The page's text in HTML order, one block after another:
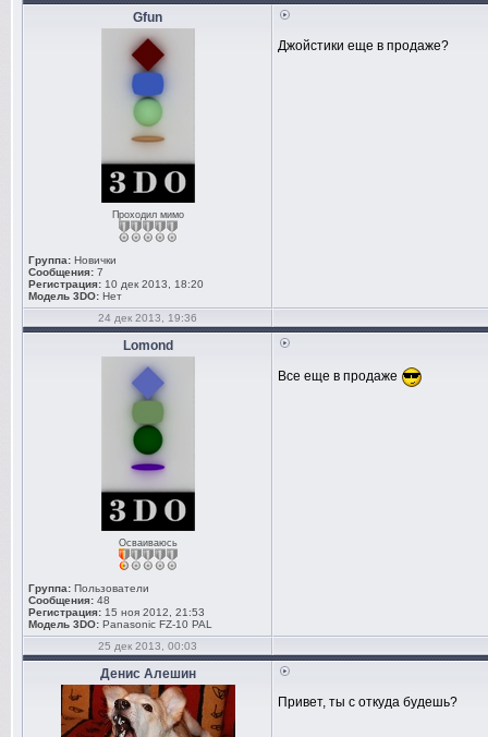
Gfun
Проходил мимо
Группа: Новички
Сообщения: 7
Регистрация: 10 дек 2013, 18:20
Модель 3DO: Нет
Джойстики еще в продаже?
24 дек 2013, 19:36
Lomond
Осваиваюсь
Группа: Пользователи
Сообщения: 48
Регистрация: 15 ноя 2012, 21:53
Модель 3DO: Panasonic FZ-10 PAL
Все еще в продаже
25 дек 2013, 00:03
Денис Алешин
Привет, ты с откуда будешь?